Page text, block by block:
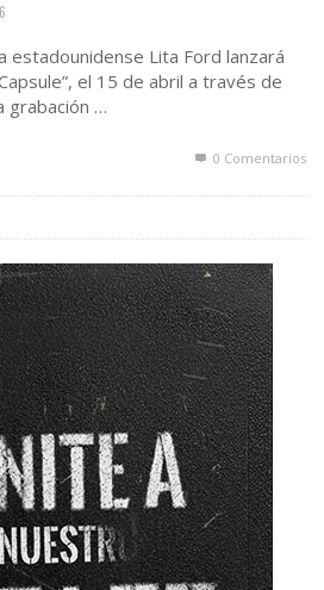
estadounidense Lita Ford lanzará
el 15 de abril a través de
grabación …
0 Comentarios